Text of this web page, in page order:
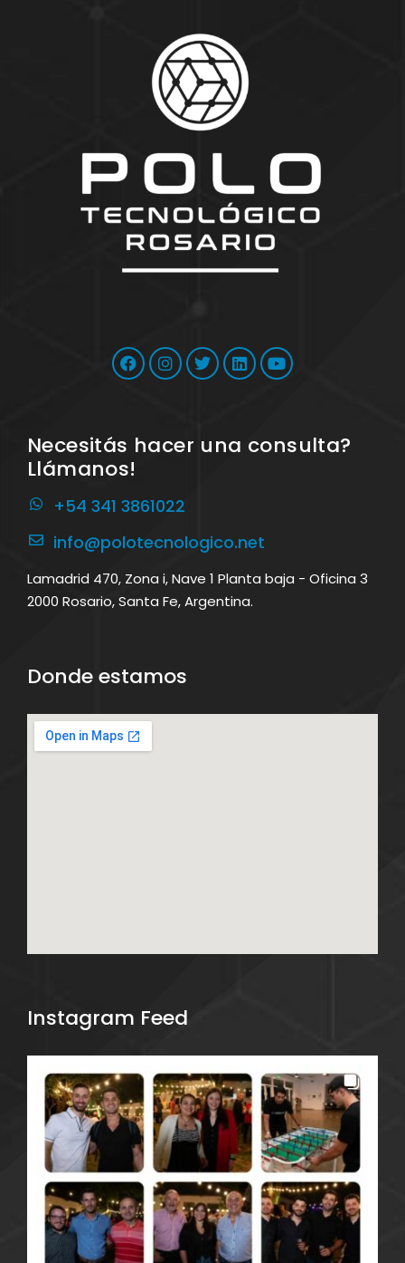
Necesitás hacer una consulta?
Llámanos!
+54 341 3861022
info@polotecnologico.net
Lamadrid 470, Zona i, Nave 1 Planta baja - Oficina 3
2000 Rosario, Santa Fe, Argentina.
Donde estamos
Instagram Feed